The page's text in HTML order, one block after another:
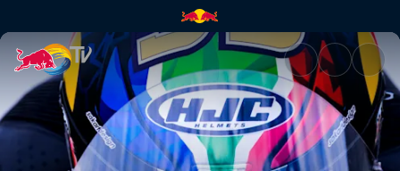
Superlap | Red Bull TV